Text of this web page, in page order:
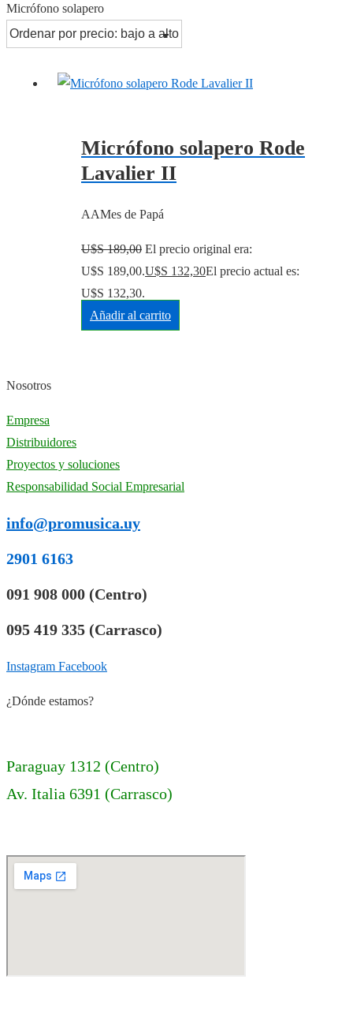
Micrófono solapero
Micrófono solapero Rode
Lavalier II
AAMes de Papá
U$S189,00 El precio original era:
U$S 189,00.U$S 132,30El precio actual es:
U$S 132,30.
Añadir al carrito
Nosotros
Empresa
Distribuidores
Proyectos y soluciones
Responsabilidad Social Empresarial
info@promusica.uy
2901 6163
091 908 000 (Centro)
095 419 335 (Carrasco)
Instagram Facebook
¿Dónde estamos?
Paraguay 1312 (Centro)
Av. Italia 6391 (Carrasco)